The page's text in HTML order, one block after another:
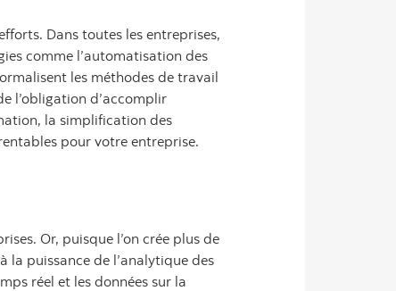
Dans toutes les entreprises,
comme l’automatisation des
les méthodes de travail
l’obligation d’accomplir
la simplification des
pour votre entreprise.
Or, puisque l’on crée plus de
la puissance de l’analytique des
réel et les données sur la